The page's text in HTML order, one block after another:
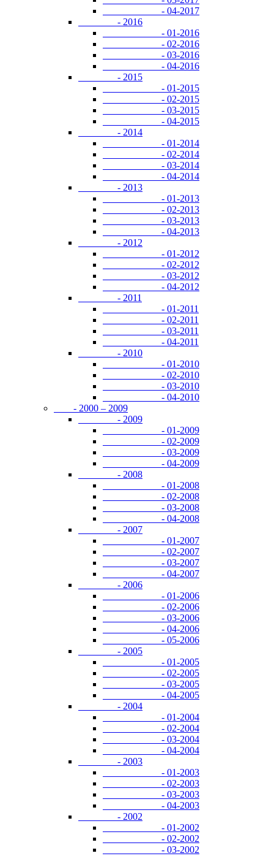
- 04-2017
- 2016
- 01-2016
- 02-2016
- 03-2016
- 04-2016
- 2015
- 01-2015
- 02-2015
- 03-2015
- 04-2015
- 2014
- 01-2014
- 02-2014
- 03-2014
- 04-2014
- 2013
- 01-2013
- 02-2013
- 03-2013
- 04-2013
- 2012
- 01-2012
- 02-2012
- 03-2012
- 04-2012
- 2011
- 01-2011
- 02-2011
- 03-2011
- 04-2011
- 2010
- 01-2010
- 02-2010
- 03-2010
- 04-2010
- 2000 – 2009
- 2009
- 01-2009
- 02-2009
- 03-2009
- 04-2009
- 2008
- 01-2008
- 02-2008
- 03-2008
- 04-2008
- 2007
- 01-2007
- 02-2007
- 03-2007
- 04-2007
- 2006
- 01-2006
- 02-2006
- 03-2006
- 04-2006
- 05-2006
- 2005
- 01-2005
- 02-2005
- 03-2005
- 04-2005
- 2004
- 01-2004
- 02-2004
- 03-2004
- 04-2004
- 2003
- 01-2003
- 02-2003
- 03-2003
- 04-2003
- 2002
- 01-2002
- 02-2002
- 03-2002